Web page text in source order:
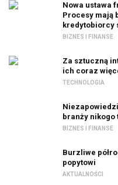
Nowa ustawa
Procesy mają
kredytobiorcy
BIZNES I FINANSE
Za sztuczną
ich coraz
TECHNOLOGIA
branży nikogo
BIZNES I FINANSE
Burzliwe
popytowi
AKTUALNOŚCI